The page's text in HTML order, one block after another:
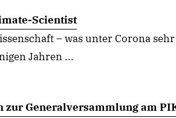
Scientist
– was unter Corona
Jahren ...
Generalversammlung am